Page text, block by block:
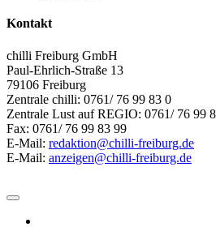
Kontakt
chilli Freiburg GmbH
Paul-Ehrlich-Straße 13
79106 Freiburg
Zentrale chilli: 0761/ 76 99 83 0
Zentrale Lust auf REGIO: 0761/ 76 99
Fax: 0761/ 76 99 83 99
E-Mail: redaktion@chilli-freiburg.de
E-Mail: anzeigen@chilli-freiburg.de